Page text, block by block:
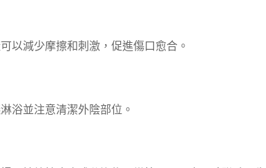
以減少摩擦和刺激，促進傷口愈合。
浴並注意清潔外陰部位。